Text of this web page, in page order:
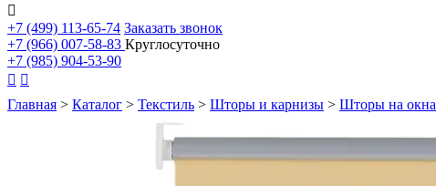

+7 (499) 113-65-74 Заказать звонок
+7 (966) 007-58-83 Круглосуточно
+7 (985) 904-53-90
 
Главная > Каталог > Текстиль > Шторы и карнизы > Шторы на окна